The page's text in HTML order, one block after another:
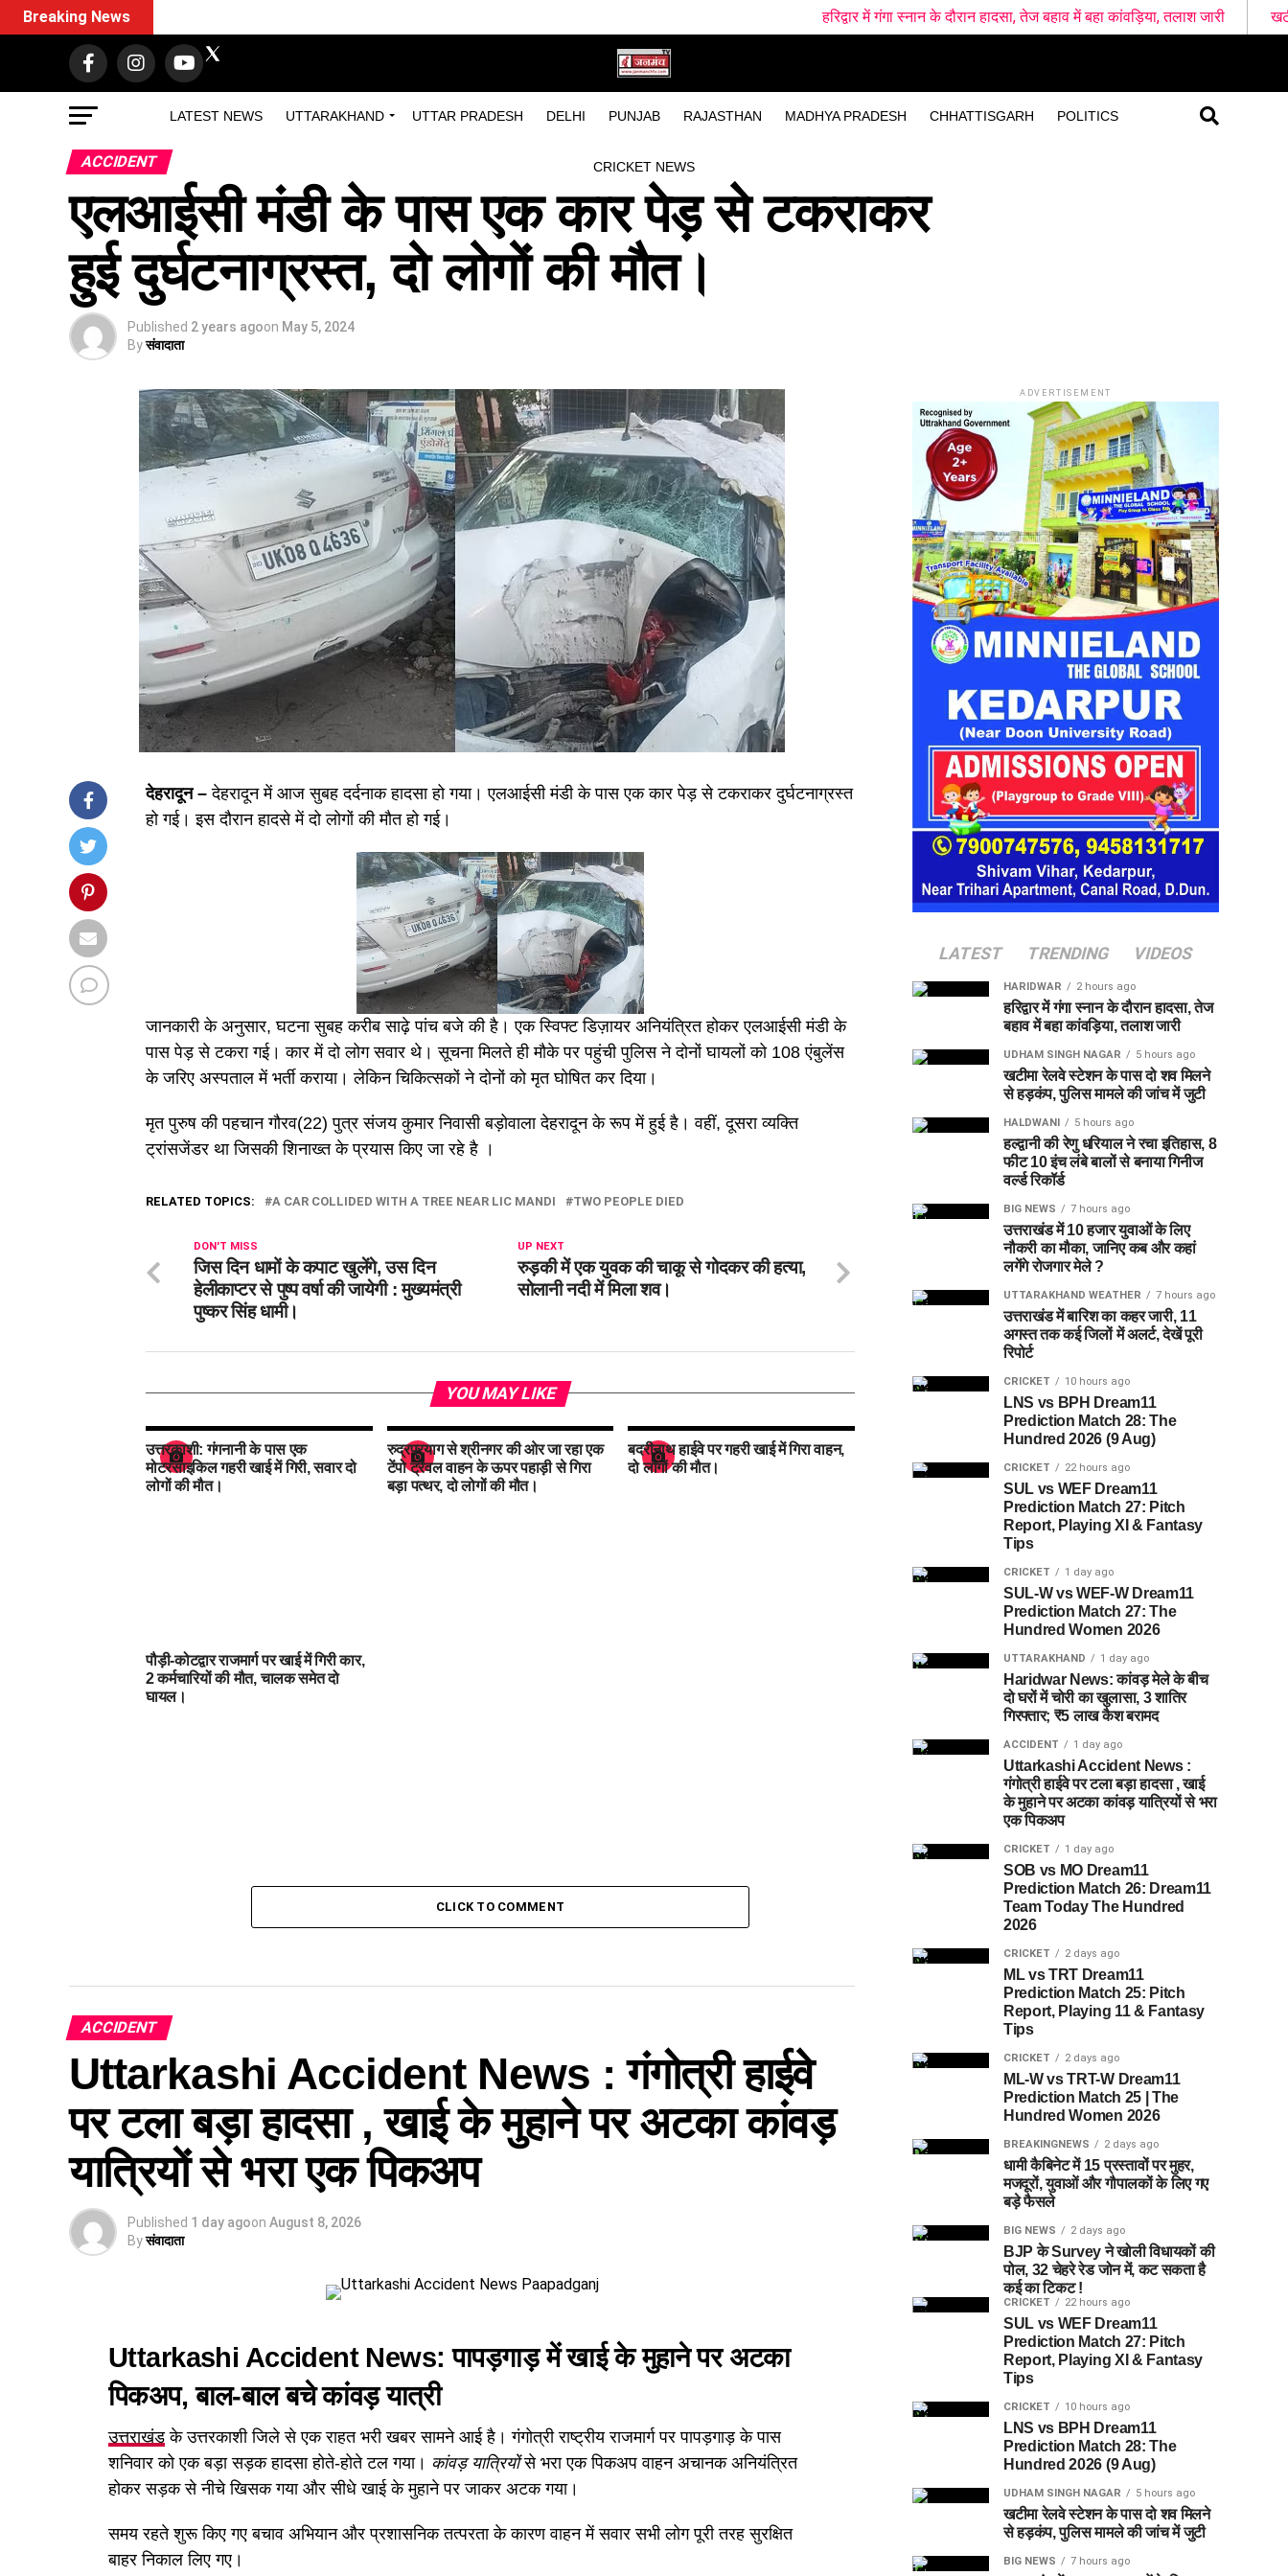
LATEST NEWS UTTARAKHAND UTTAR PRADESH DELHI PUNJAB RAJASTHAN MADHYA PRADESH CHHATTISGARH POLITICS
CRICKET NEWS
Breaking News हरिद्वार में गंगा स्नान के दौरान हादसा, तेज बहाव में बहा कांवड़िया, तलाश जारी खटीमा रेलवे स्टेशन के
ACCIDENT
एलआईसी मंडी के पास एक कार पेड़ से टकराकर
हुई दुर्घटनाग्रस्त, दो लोगों की मौत।
Published 2 years agoon May 5, 2024
Byसंवादाता
देहरादून – देहरादून में आज सुबह दर्दनाक हादसा हो गया। एलआईसी मंडी के पास एक कार पेड़ से टकराकर दुर्घटनाग्रस्त
हो गई। इस दाैरान हादसे में दो लोगों की माैत हो गई।
जानकारी के अनुसार, घटना सुबह करीब साढ़े पांच बजे की है। एक स्विफ्ट डिज़ायर अनियंत्रित होकर एलआईसी मंडी के
पास पेड़ से टकरा गई। कार में दो लोग सवार थे। सूचना मिलते ही माैके पर पहुंची पुलिस ने दोनों घायलों को 108 एंबुलेंस
के जरिए अस्पताल में भर्ती कराया। लेकिन चिकित्सकों ने दोनों को मृत घोषित कर दिया।
मृत पुरुष की पहचान गौरव(22) पुत्र संजय कुमार निवासी बड़ोवाला देहरादून के रूप में हुई है। वहीं, दूसरा व्यक्ति
ट्रांसजेंडर था जिसकी शिनाख्त के प्रयास किए जा रहे है ।
RELATED TOPICS: A CAR COLLIDED WITH A TREE NEAR LIC MANDI TWO PEOPLE DIED
UP NEXT
रुड़की में एक युवक की चाकू से गोदकर की हत्या,
सोलानी नदी में मिला शव।
DON'T MISS
जिस दिन धामों के कपाट खुलेंगे, उस दिन
हेलीकाप्टर से पुष्प वर्षा की जायेगी : मुख्यमंत्री
पुष्कर सिंह धामी।
YOU MAY LIKE
उत्तरकाशी: गंगनानी के पास एक
मोटरसाइकिल गहरी खाई में गिरी, सवार दो
लोगों की मौत।
रुद्रप्रयाग से श्रीनगर की ओर जा रहा एक
टेंपो ट्रेवल वाहन के ऊपर पहाड़ी से गिरा
बड़ा पत्थर, दो लोगों की मौत।
बदरीनाथ हाईवे पर गहरी खाई में गिरा वाहन,
दो लोगों की मौत।
पौड़ी-कोटद्वार राजमार्ग पर खाई में गिरी कार,
2 कर्मचारियों की मौत, चालक समेत दो
घायल।
CLICK TO COMMENT
ACCIDENT
Uttarkashi Accident News : गंगोत्री हाईवे
पर टला बड़ा हादसा , खाई के मुहाने पर अटका कांवड़
यात्रियों से भरा एक पिकअप
Published 1 day agoon August 8, 2026
Byसंवादाता
Uttarkashi Accident News: पापड़गाड़मेंखाई के मुहाने पर अटका
पिकअप, बाल-बाल बचे कांवड़ यात्री
उत्तराखंडके उत्तरकाशी जिले से एक राहत भरी खबर सामने आई है। गंगोत्री राष्ट्रीय राजमार्ग पर पापड़गाड़ के पास
शनिवार को एक बड़ा सड़क हादसा होते-होते टल गया। कांवड़ यात्रियोंसे भरा एक पिकअप वाहन अचानक अनियंत्रित
होकर सड़क से नीचे खिसक गया और सीधे खाई के मुहाने पर जाकर अटक गया।
समय रहते शुरू किए गए बचाव अभियान और प्रशासनिक तत्परता के कारण वाहन में सवार सभी लोग पूरी तरह सुरक्षित
बाहर निकाल लिए गए।
ADVERTISEMENT
LATEST TRENDING VIDEOS
HARIDWAR 2 hours ago
हरिद्वार में गंगा स्नान के दौरान हादसा, तेज
बहाव में बहा कांवड़िया, तलाश जारी
UDHAM SINGH NAGAR 5 hours ago
खटीमा रेलवे स्टेशन के पास दो शव मिलने
से हड़कंप, पुलिस मामले की जांच में जुटी
HALDWANI 5 hours ago
हल्द्वानी की रेणु धरियाल ने रचा इतिहास, 8
फीट 10 इंच लंबे बालों से बनाया गिनीज
वर्ल्ड रिकॉर्ड
BIG NEWS 7 hours ago
उत्तराखंड में 10 हजार युवाओं के लिए
नौकरी का मौका, जानिए कब और कहां
लगेंगे रोजगार मेले ?
UTTARAKHAND WEATHER 7 hours ago
उत्तराखंड में बारिश का कहर जारी, 11
अगस्त तक कई जिलों में अलर्ट, देखें पूरी
रिपोर्ट
CRICKET 10 hours ago
LNS vs BPH Dream11
Prediction Match 28: The
Hundred 2026 (9 Aug)
CRICKET 22 hours ago
SUL vs WEF Dream11
Prediction Match 27: Pitch
Report, Playing XI & Fantasy
Tips
CRICKET 1 day ago
SUL-W vs WEF-W Dream11
Prediction Match 27: The
Hundred Women 2026
UTTARAKHAND 1 day ago
Haridwar News: कांवड़ मेले के बीच
दो घरों में चोरी का खुलासा, 3 शातिर
गिरफ्तार; ₹5 लाख कैश बरामद
ACCIDENT 1 day ago
Uttarkashi Accident News :
गंगोत्री हाईवे पर टला बड़ा हादसा , खाई
के मुहाने पर अटका कांवड़ यात्रियों से भरा
एक पिकअप
CRICKET 1 day ago
SOB vs MO Dream11
Prediction Match 26: Dream11
Team Today The Hundred
2026
CRICKET 2 days ago
ML vs TRT Dream11
Prediction Match 25: Pitch
Report, Playing 11 & Fantasy
Tips
CRICKET 2 days ago
ML-W vs TRT-W Dream11
Prediction Match 25 | The
Hundred Women 2026
BREAKINGNEWS 2 days ago
धामी कैबिनेट में 15 प्रस्तावों पर मुहर,
मजदूरों, युवाओं और गौपालकों के लिए गए
बड़े फैसले
BIG NEWS 2 days ago
BJP के Survey ने खोली विधायकों की
पोल, 32 चेहरे रेड जोन में, कट सकता है
कई का टिकट !
CRICKET 22 hours ago
SUL vs WEF Dream11
Prediction Match 27: Pitch
Report, Playing XI & Fantasy
Tips
CRICKET 10 hours ago
LNS vs BPH Dream11
Prediction Match 28: The
Hundred 2026 (9 Aug)
UDHAM SINGH NAGAR 5 hours ago
खटीमा रेलवे स्टेशन के पास दो शव मिलने
से हड़कंप, पुलिस मामले की जांच में जुटी
BIG NEWS 7 hours ago